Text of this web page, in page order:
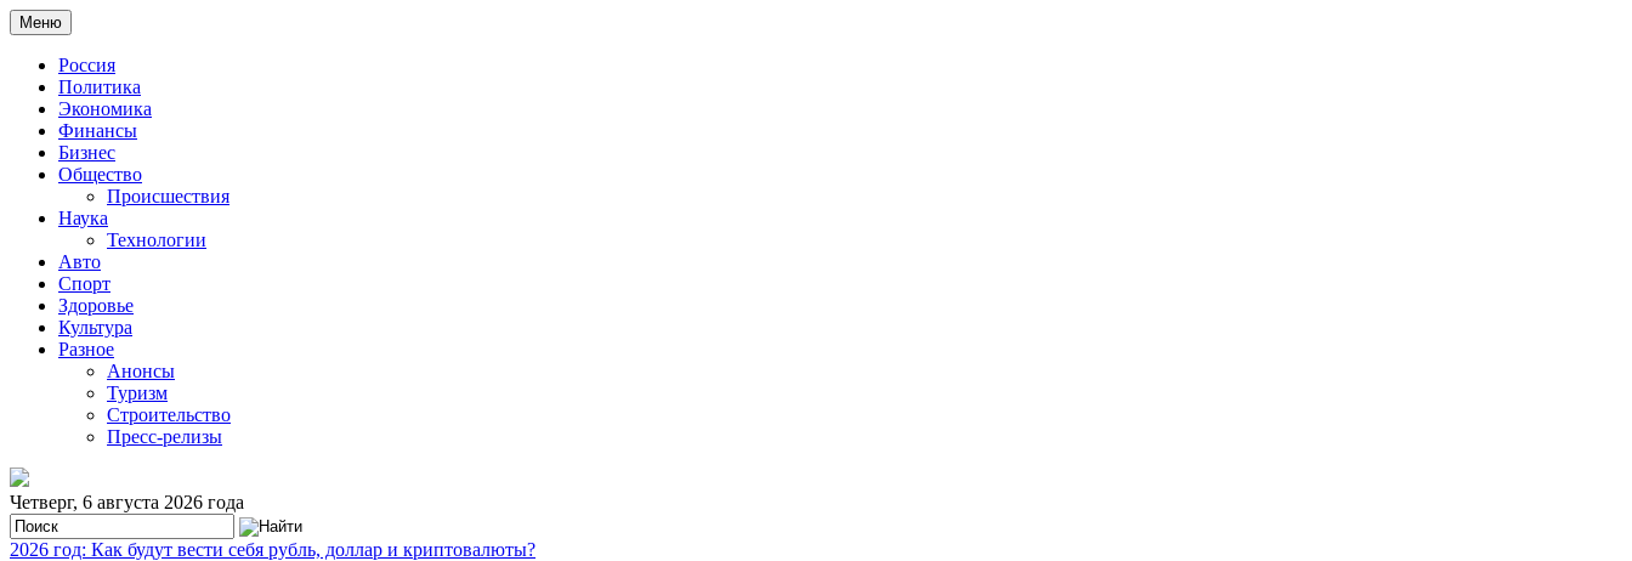
Меню
Россия
Политика
Экономика
Финансы
Бизнес
Общество
Происшествия
Наука
Технологии
Авто
Спорт
Здоровье
Культура
Разное
Анонсы
Туризм
Строительство
Пресс-релизы
Четверг, 6 августа 2026 года
2026 год: Как будут вести себя рубль, доллар и криптовалюты?